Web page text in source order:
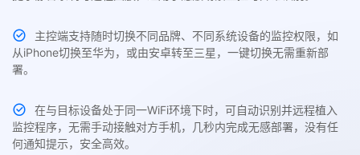
主控端支持随时切换不同品牌、不同系统设备的监控权限，如
从iPhone切换至华为，或由安卓转至三星，一键切换无需重新部
署。
在与目标设备处于同一WiFi环境下时，可自动识别并远程植入
监控程序，无需手动接触对方手机，几秒内完成无感部署，没有任
何通知提示，安全高效。